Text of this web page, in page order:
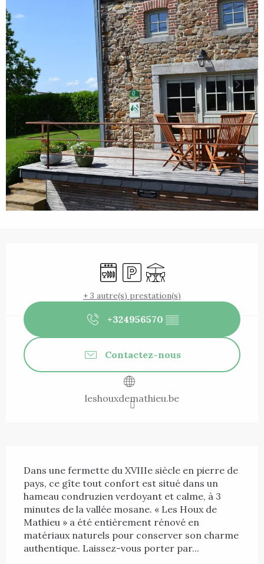
Lave vaisselle
ParkingTerrasse
+ 3 autre(s) prestation(s)
+324956570 ▒▒
Contactez-nous
leshouxdemathieu.be
Dans une fermette du XVIIIe siècle en pierre de
pays, ce gîte tout confort est situé dans un
hameau condruzien verdoyant et calme, à 3
minutes de la vallée mosane. « Les Houx de
Mathieu » a été entièrement rénové en
matériaux naturels pour conserver son charme
authentique. Laissez-vous porter par...